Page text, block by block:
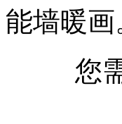
能墙暖画
您